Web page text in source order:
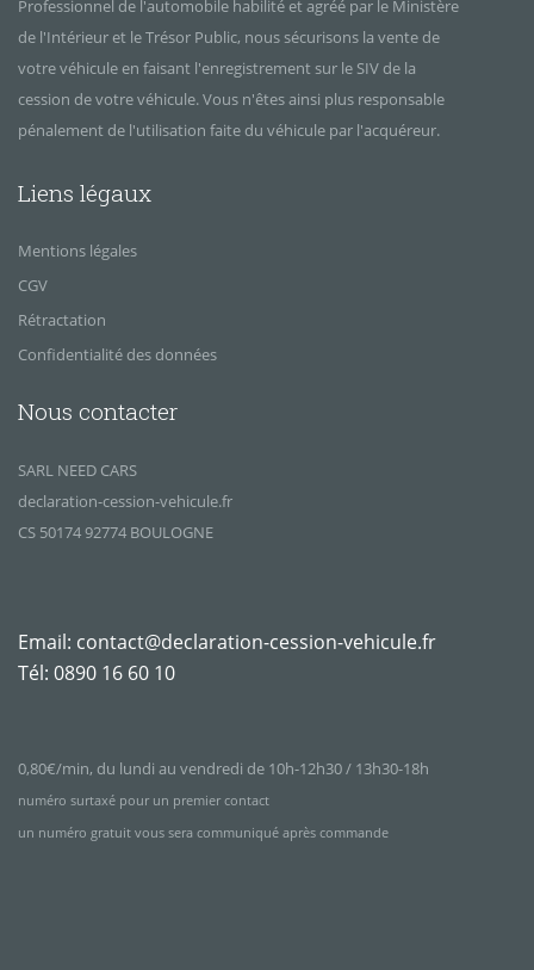
Professionnel de l'automobile habilité et agréé par le Ministère
de l'Intérieur et le Trésor Public, nous sécurisons la vente de
votre véhicule en faisant l'enregistrement sur le SIV de la
cession de votre véhicule. Vous n'êtes ainsi plus responsable
pénalement de l'utilisation faite du véhicule par l'acquéreur.
Liens légaux
Mentions légales
CGV
Rétractation
Confidentialité des données
Nous contacter
SARL NEED CARS
declaration-cession-vehicule.fr
CS 50174 92774 BOULOGNE
Email: contact@declaration-cession-vehicule.fr
Tél: 0890 16 60 10
0,80€/min, du lundi au vendredi de 10h-12h30 / 13h30-18h
numéro surtaxé pour un premier contact
un numéro gratuit vous sera communiqué après commande